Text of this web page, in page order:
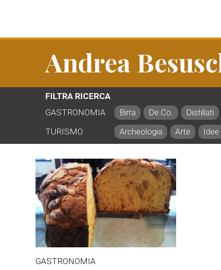
Andrea
FILTRA RICERCA
GASTRONOMIA
Birra De.Co.
Distillati
TURISMO
Archeologia Arte Idee
GASTRONOMIA